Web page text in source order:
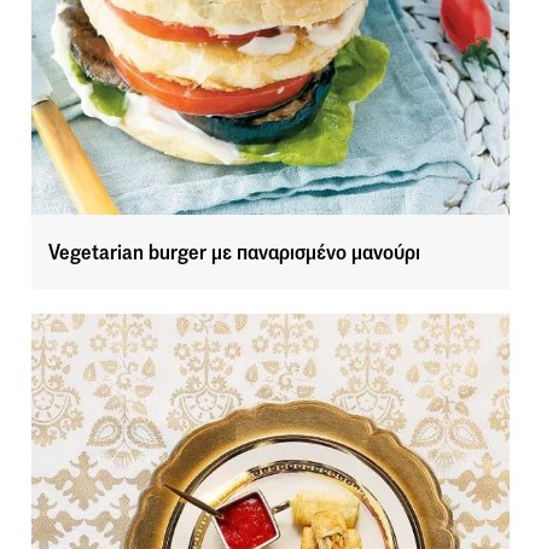
Vegetarian burger με παναρισμένο μανούρι